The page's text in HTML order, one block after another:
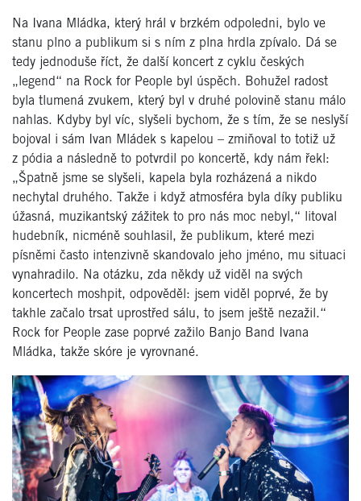
Na Ivana Mládka, který hrál v brzkém odpoledni, bylo ve
stanu plno a publikum si s ním z plna hrdla zpívalo. Dá se
tedy jednoduše říct, že další koncert z cyklu českých
„legend“ na Rock for People byl úspěch. Bohužel radost
byla tlumená zvukem, který byl v druhé polovině stanu málo
nahlas. Kdyby byl víc, slyšeli bychom, že s tím, že se neslyší
bojoval i sám Ivan Mládek s kapelou – zmiňoval to totiž už
z pódia a následně to potvrdil po koncertě, kdy nám řekl:
„Špatně jsme se slyšeli, kapela byla rozházená a nikdo
nechytal druhého. Takže i když atmosféra byla díky publiku
úžasná, muzikantský zážitek to pro nás moc nebyl,“ litoval
hudebník, nicméně souhlasil, že publikum, které mezi
písněmi často intenzivně skandovalo jeho jméno, mu situaci
vynahradilo. Na otázku, zda někdy už viděl na svých
koncertech moshpit, odpověděl: jsem viděl poprvé, že by
takhle začalo trsat uprostřed sálu, to jsem ještě nezažil.“
Rock for People zase poprvé zažilo Banjo Band Ivana
Mládka, takže skóre je vyrovnané.